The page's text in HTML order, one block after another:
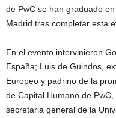
de PwC se han graduado
Madrid tras completar esta
En el evento intervinieron
España; Luis de Guindos,
Europeo y padrino de la
de Capital Humano de
secretaria general de la